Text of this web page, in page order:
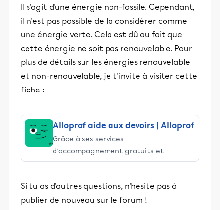
Il s'agit d'une énergie non-fossile. Cependant,
il n'est pas possible de la considérer comme
une énergie verte. Cela est dû au fait que
cette énergie ne soit pas renouvelable. Pour
plus de détails sur les énergies renouvelable
et non-renouvelable, je t'invite à visiter cette
fiche :
Alloprof aide aux devoirs | Alloprof
Grâce à ses services
d’accompagnement gratuits et
stimulants, Alloprof engage les élèves
éducative.
Si tu as d'autres questions, n'hésite pas à
publier de nouveau sur le forum !